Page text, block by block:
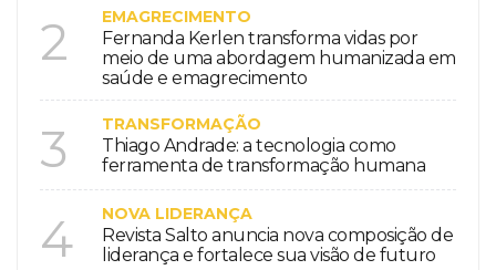
2 EMAGRECIMENTO
Fernanda Kerlen transforma vidas por
meio de uma abordagem humanizada em
saúde e emagrecimento
3 TRANSFORMAÇÃO
Thiago Andrade: a tecnologia como
ferramenta de transformação humana
4 NOVA LIDERANÇA
Revista Salto anuncia nova composição de
liderança e fortalece sua visão de futuro